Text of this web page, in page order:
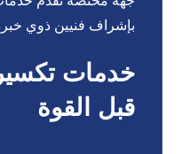
بإشراف فنيين ذوي
خدمات
قبل القوة